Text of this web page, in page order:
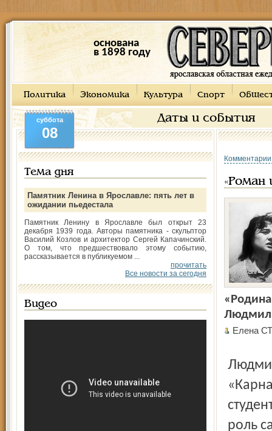
основана
в 1898 году
Политика Экономика Культура Спорт
Даты и события
суббота
08
Тема дня
Памятник Ленина в Ярославле: пять лет в
ожидании пьедестала
Памятник Ленину в Ярославле был открыт 23
декабря 1939 года. Авторы памятника - скульптор
Василий Козлов и архитектор Сергей Капачинский.
О том, что предшествовало этому событию,
рассказывается в публикуемом ...
прочитать
Все новости за сегодня
Видео
«Роман
Елена
Людмила Гурченко ворвалась в кино с фильмом
роль